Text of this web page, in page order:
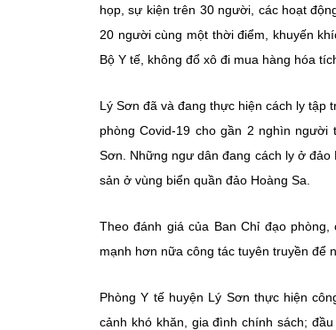
họp, sự kiện trên 30 người, các hoạt
20 người cùng một thời điểm, khuyến
Bộ Y tế, không đổ xô đi mua hàng hóa
Lý Sơn đã và đang thực hiện cách ly
phòng Covid-19 cho gần 2 nghìn
Sơn. Những ngư dân đang cách ly ở
sản ở vùng biển quần đảo Hoàng Sa.
Theo đánh giá của Ban Chỉ đạo
mạnh hơn nữa công tác tuyên truyền để
Phòng Y tế huyện Lý Sơn thực hiện
cảnh khó khăn, gia đình chính sách;